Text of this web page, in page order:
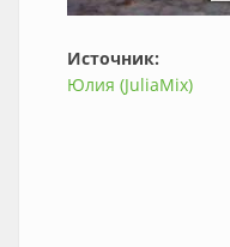
Источник:
Юлия (JuliaMix)